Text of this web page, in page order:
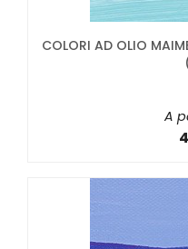
COLORI AD OLIO
A